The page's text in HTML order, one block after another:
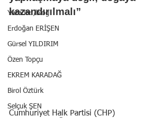
Yazarlar /blog
Erdoğan ERİŞEN
Gürsel YILDIRIM
Özen Topçu
EKREM KARADAĞ
Birol Öztürk
Selçuk ŞEN
kazandırılmalı”
Cumhuriyet Halk Partisi (CHP)